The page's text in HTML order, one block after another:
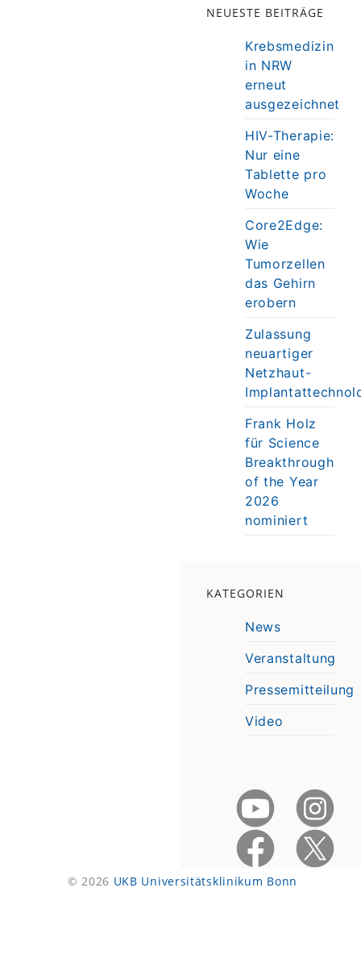
NEUESTE BEITRÄGE
Krebsmedizin
in NRW
erneut
ausgezeichnet
HIV-Therapie:
Nur eine
Tablette pro
Woche
Core2Edge:
Wie
Tumorzellen
das Gehirn
erobern
Zulassung
neuartiger
Netzhaut-
Frank Holz
für Science
Breakthrough
of the Year
2026
nominiert
KATEGORIEN
News
Veranstaltung
Pressemitteilung
Video
© 2026 UKB Universitätsklinikum Bonn